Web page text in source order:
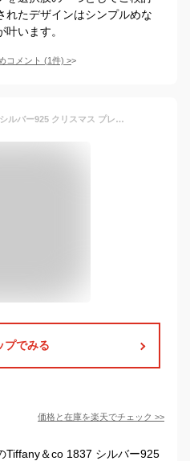
れたデザインはシンプルめな
います。
コメント (1件) >
ティファニー 1837 リング シルバー925 クリスマス プレゼント 指輪 ブランド 7 8 9 11 13 15 16 18号 ペアリング おすすめ 夫婦 カップル お揃い Tiffany＆co レディース エンゲージ 女性 22993771 おしゃれ シンプル TRG 新社会人 ギフト
プでみる
価格と在庫を楽天でチェック >>
Tiffany＆co 1837 シルバー925